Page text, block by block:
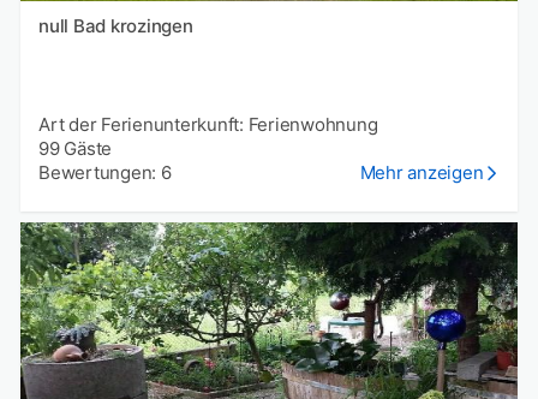
null Bad krozingen
Art der Ferienunterkunft: Ferienwohnung
99 Gäste
Bewertungen: 6
Mehr anzeigen